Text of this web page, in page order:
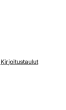
Kirjoitustaulut